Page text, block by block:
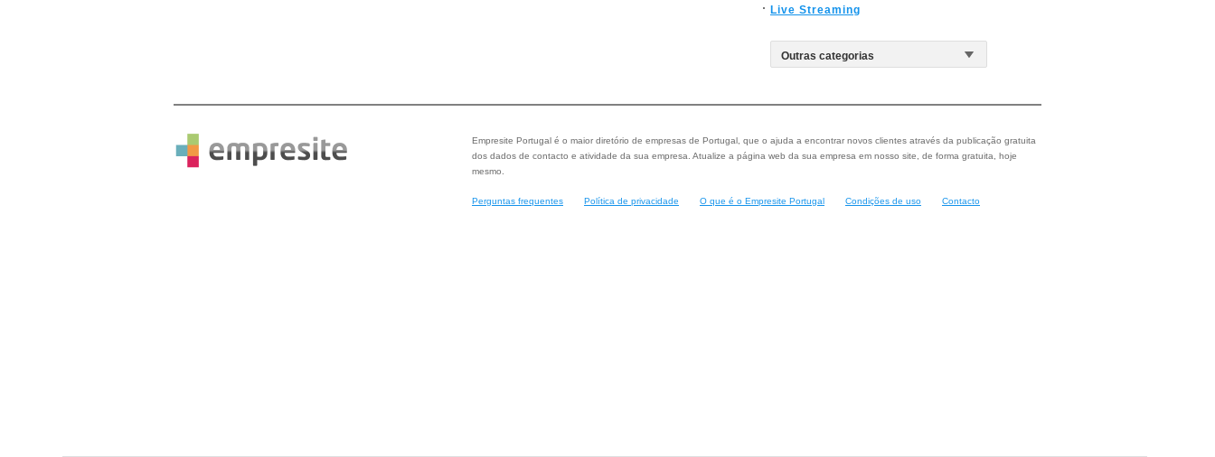
Live Streaming
Empresite Portugal é o maior diretório de empresas de Portugal, que o ajuda a encontrar novos clientes através da publicação gratuita
dos dados de contacto e atividade da sua empresa. Atualize a página web da sua empresa em nosso site, de forma gratuita, hoje
mesmo.
Perguntas frequentes Política de privacidade O que é o Empresite Portugal Condições de uso Contacto